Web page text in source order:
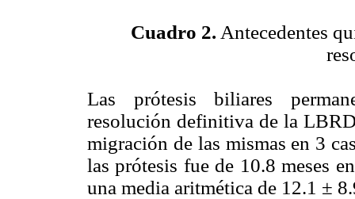
Cuadro 2. Antecedentes
Las prótesis biliares
resolución definitiva de la
migración de las mismas en 3
las prótesis fue de 10.8 meses
una media aritmética de 12.1 ±